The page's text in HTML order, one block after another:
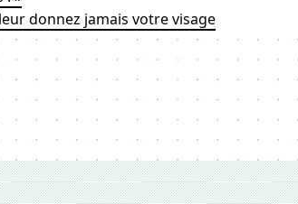
donnez jamais votre visage